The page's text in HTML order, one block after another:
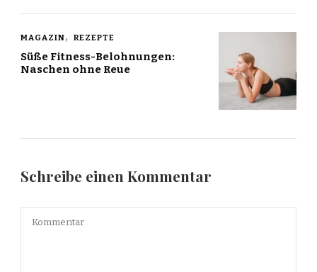
MAGAZIN REZEPTE
Süße Fitness-Belohnungen:
Naschen ohne Reue
Schreibe einen Kommentar